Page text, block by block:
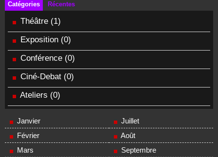
Catégories Récentes
Théâtre (1)
Exposition (0)
Conférence (0)
Ciné-Debat (0)
Ateliers (0)
Janvier
Février
Mars
Juillet
Août
Septembre